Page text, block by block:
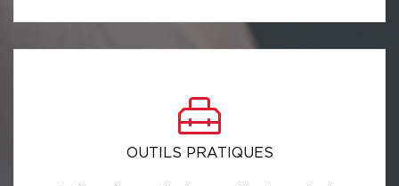
OUTILS PRATIQUES